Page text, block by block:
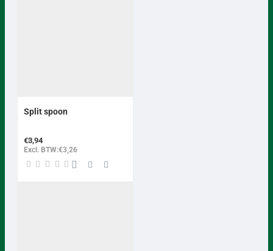
Split spoon
€3,94
Excl. BTW:€3,26